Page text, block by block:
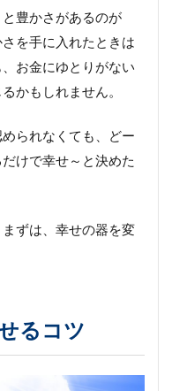
豊かさがあるのが
を手に入れたときは
お金にゆとりがない
かもしれません。
られなくても、どー
けで幸せ～と決めた
ずは、幸せの器を変
るコツ